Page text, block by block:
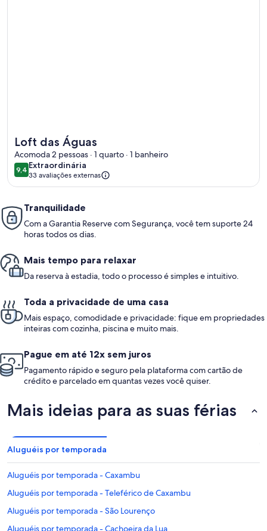
Mais informações sobre Loft das Águas
Loft das Águas
Acomoda 2 pessoas · 1 quarto · 1 banheiro
9,49,4 de 10
Extraordinária
extraordinária
33 avaliações externas
Tranquilidade
Com a Garantia Reserve com Segurança, você tem suporte 24
horas todos os dias.
Mais tempo para relaxar
Da reserva à estadia, todo o processo é simples e intuitivo.
Toda a privacidade de uma casa
Mais espaço, comodidade e privacidade: fique em propriedades
inteiras com cozinha, piscina e muito mais.
Pague em até 12x sem juros
Pagamento rápido e seguro pela plataforma com cartão de
crédito e parcelado em quantas vezes você quiser.
Mais ideias para as suas férias
Aluguéis por temporada
Aluguéis por temporada - Caxambu
Aluguéis por temporada - Teleférico de Caxambu
Aluguéis por temporada - São Lourenço
Aluguéis por temporada - Cachoeira da Lua